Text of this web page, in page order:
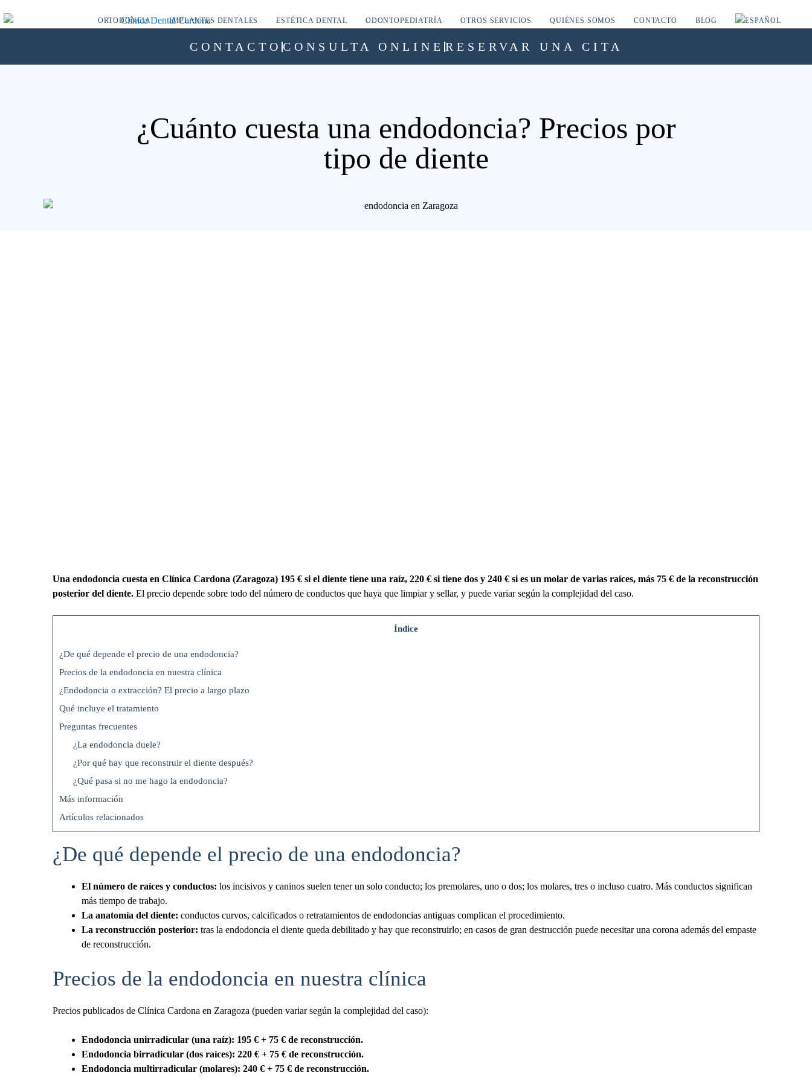
ORTODONCIA IMPLANTES DENTALES ESTÉTICA DENTAL ODONTOPEDIATRÍA OTROS SERVICIOS QUIÉNES SOMOS CONTACTO BLOG
CONTACTO CONSULTA ONLINE RESERVAR UNA CITA
¿Cuánto cuesta una endodoncia? Precios por
tipo de diente
Una endodoncia cuesta en Clínica Cardona (Zaragoza) 195 € si el diente tiene una raíz, 220 € si tiene dos y 240 € si es un molar de varias raíces, más 75 € de la reconstrucción
posterior del diente. El precio depende sobre todo del número de conductos que haya que limpiar y sellar, y puede variar según la complejidad del caso.
Índice
¿De qué depende el precio de una endodoncia?
Precios de la endodoncia en nuestra clínica
¿Endodoncia o extracción? El precio a largo plazo
Qué incluye el tratamiento
Preguntas frecuentes
¿La endodoncia duele?
¿Por qué hay que reconstruir el diente después?
¿Qué pasa si no me hago la endodoncia?
Más información
Artículos relacionados
¿De qué depende el precio de una endodoncia?
El número de raíces y conductos: los incisivos y caninos suelen tener un solo conducto; los premolares, uno o dos; los molares, tres o incluso cuatro. Más conductos significan
más tiempo de trabajo.
La anatomía del diente: conductos curvos, calcificados o retratamientos de endodoncias antiguas complican el procedimiento.
La reconstrucción posterior: tras la endodoncia el diente queda debilitado y hay que reconstruirlo; en casos de gran destrucción puede necesitar una corona además del empaste
de reconstrucción.
Precios de la endodoncia en nuestra clínica
Precios publicados de Clínica Cardona en Zaragoza (pueden variar según la complejidad del caso):
Endodoncia unirradicular (una raíz): 195 € + 75 € de reconstrucción.
Endodoncia birradicular (dos raíces): 220 € + 75 € de reconstrucción.
Endodoncia multirradicular (molares): 240 € + 75 € de reconstrucción.